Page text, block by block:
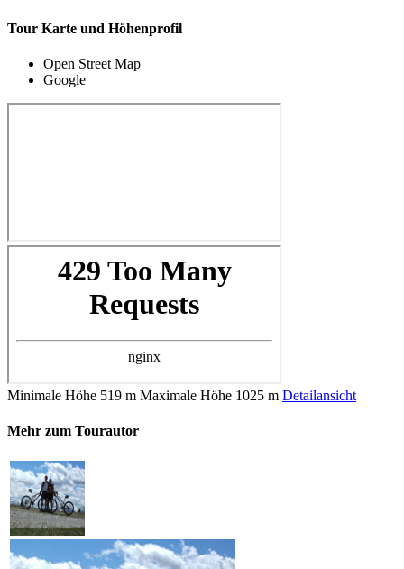
Tour Karte und Höhenprofil
Open Street Map
Google
Minimale Höhe 519 m Maximale Höhe 1025 m Detailansicht
Mehr zum Tourautor